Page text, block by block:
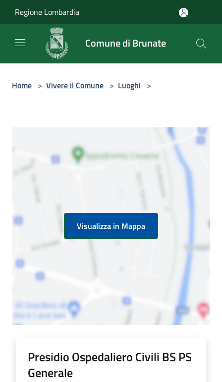
Regione Lombardia
Comune di Brunate
Home > Vivere il Comune > Luoghi >
Visualizza in Mappa
Presidio Ospedaliero Civili BS PS
Generale